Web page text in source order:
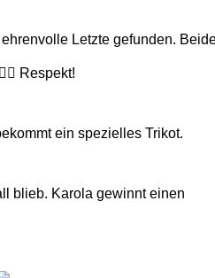
Letzte gefunden.
Respekt!
ein spezielles Trikot.
blieb. Karola gewinnt einen